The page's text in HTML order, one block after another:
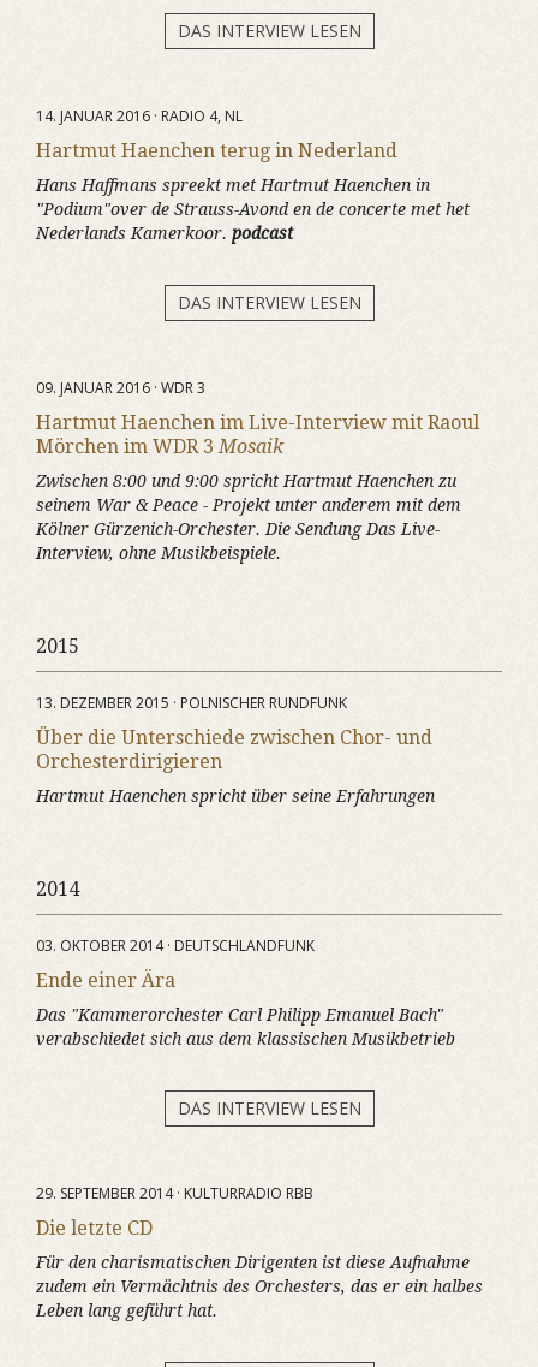
DAS INTERVIEW LESEN
14. JANUAR 2016 · RADIO 4, NL
Hartmut Haenchen terug in Nederland
Hans Haffmans spreekt met Hartmut Haenchen in
"Podium"over de Strauss-Avond en de concerte met het
Nederlands Kamerkoor. podcast
DAS INTERVIEW LESEN
09. JANUAR 2016 · WDR 3
Hartmut Haenchen im Live-Interview mit Raoul
Mörchen im WDR 3Mosaik
Zwischen 8:00 und 9:00 spricht Hartmut Haenchen zu
seinem War & Peace - Projekt unter anderem mit dem
Kölner Gürzenich-Orchester. Die Sendung Das Live-
Interview, ohne Musikbeispiele.
2015
13. DEZEMBER 2015 · POLNISCHER RUNDFUNK
Über die Unterschiede zwischen Chor- und
Orchesterdirigieren
Hartmut Haenchen spricht über seine Erfahrungen
2014
03. OKTOBER 2014 · DEUTSCHLANDFUNK
Ende einer Ära
Das "Kammerorchester Carl Philipp Emanuel Bach"
verabschiedet sich aus dem klassischen Musikbetrieb
DAS INTERVIEW LESEN
29. SEPTEMBER 2014 · KULTURRADIO RBB
Die letzte CD
Für den charismatischen Dirigenten ist diese Aufnahme
zudem ein Vermächtnis des Orchesters, das er ein halbes
Leben lang geführt hat.